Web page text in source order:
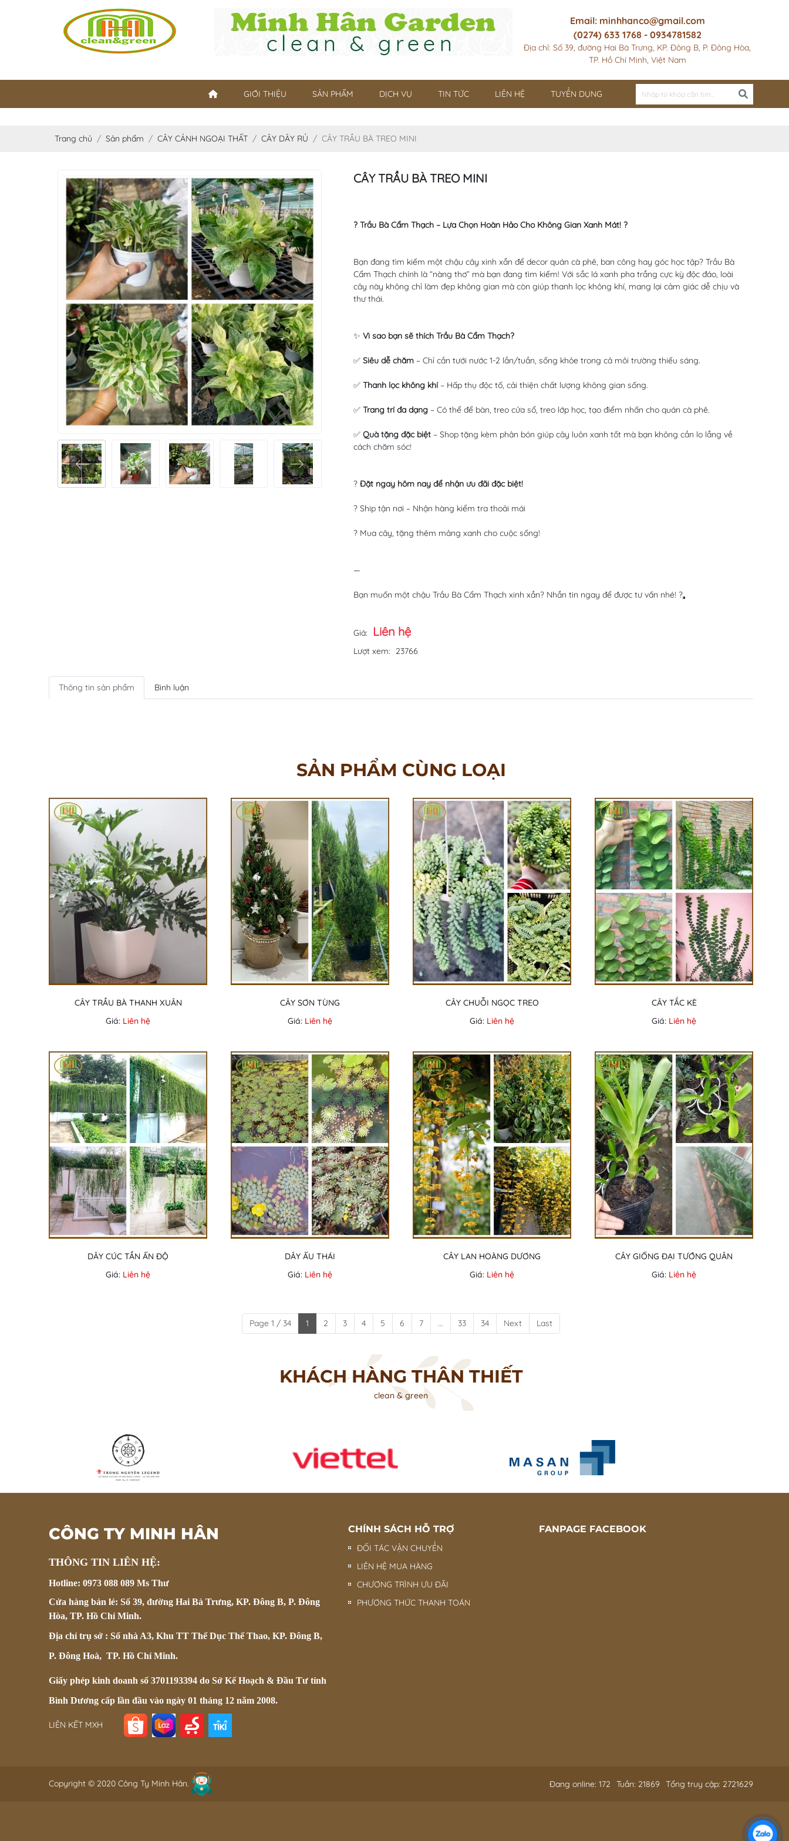
Email: minhhanco@gmail.com
(0274) 633 1768 - 0934781582
Địa chỉ: Số 39, đường Hai Bà Trưng, KP. Đông B, P. Đông Hòa,
TP. Hồ Chí Minh, Việt Nam
GIỚI THIỆU SẢN PHẨM DỊCH VỤ TIN TỨC LIÊN HỆ TUYỂN DỤNG
Trang chủ Sản phẩm CÂY CẢNH NGOẠI THẤT CÂY DÂY RỦ CÂY TRẦU BÀ TREO MINI
CÂY TRẦU BÀ TREO MINI
? Trầu Bà Cẩm Thạch – Lựa Chọn Hoàn Hảo Cho Không Gian Xanh Mát! ?
Bạn đang tìm kiếm một chậu cây xinh xắn để decor quán cà phê, ban công hay góc học tập? Trầu Bà
Cẩm Thạch chính là “nàng thơ” mà bạn đang tìm kiếm! Với sắc lá xanh pha trắng cực kỳ độc đáo, loài
cây này không chỉ làm đẹp không gian mà còn giúp thanh lọc không khí, mang lại cảm giác dễ chịu và
thư thái.
✨ Vì sao bạn sẽ thích Trầu Bà Cẩm Thạch?
✅ Siêu dễ chăm – Chỉ cần tưới nước 1-2 lần/tuần, sống khỏe trong cả môi trường thiếu sáng.
✅ Thanh lọc không khí– Hấp thụ độc tố, cải thiện chất lượng không gian sống.
✅ Trang trí đa dạng – Có thể để bàn, treo cửa sổ, treo lớp học, tạo điểm nhấn cho quán cà phê.
✅ Quà tặng đặc biệt – Shop tặng kèm phân bón giúp cây luôn xanh tốt mà bạn không cần lo lắng về
cách chăm sóc!
? Đặt ngay hôm nay để nhận ưu đãi đặc biệt!
? Ship tận nơi – Nhận hàng kiểm tra thoải mái
? Mua cây, tặng thêm mảng xanh cho cuộc sống!
—
Bạn muốn một chậu Trầu Bà Cẩm Thạch xinh xắn? Nhắn tin ngay để được tư vấn nhé! ?
Giá: Liên hệ
Lượt xem: 23766
Thông tin sản phẩm Bình luận
SẢN PHẨM CÙNG LOẠI
CÂY TRẦU BÀ THANH XUÂN
Giá: Liên hệ
CÂY SƠN TÙNG
Giá: Liên hệ
CÂY CHUỖI NGỌC TREO
Giá: Liên hệ
CÂY TẮC KÈ
Giá: Liên hệ
DÂY CÚC TẦN ẤN ĐỘ
Giá: Liên hệ
DÂY ẤU THÁI
Giá: Liên hệ
CÂY LAN HOÀNG DƯƠNG
Giá: Liên hệ
CÂY GIỐNG ĐẠI TƯỚNG QUÂN
Giá: Liên hệ
Page 1 / 34 1 2 3 4 5 6 7 ... 33 34 Next Last
KHÁCH HÀNG THÂN THIẾT
clean & green
CÔNG TY MINH HÂN
THÔNG TIN LIÊN HỆ:
Hotline: 0973 088 089 Ms Thư
Cửa hàng bán lẻ: Số 39, đường Hai Bà Trưng, KP. Đông B, P. Đông
Hòa, TP. Hồ Chí Minh.
Địa chỉ trụ sở : Số nhà A3, Khu TT Thể Dục Thể Thao, KP. Đông B,
P. Đông Hoà, TP. Hồ Chí Minh.
Giấy phép kinh doanh số 3701193394 do Sở Kế Hoạch & Đầu Tư tỉnh
Bình Dương cấp lần đầu vào ngày 01 tháng 12 năm 2008.
LIÊN KẾT MXH
CHÍNH SÁCH HỖ TRỢ
ĐỐI TÁC VẬN CHUYỂN
LIÊN HỆ MUA HÀNG
CHƯƠNG TRÌNH ƯU ĐÃI
PHƯƠNG THỨC THANH TOÁN
FANPAGE FACEBOOK
Copyright © 2020 Công Ty Minh Hân. Đang online: 172 Tuần: 21869 Tổng truy cập: 2721629